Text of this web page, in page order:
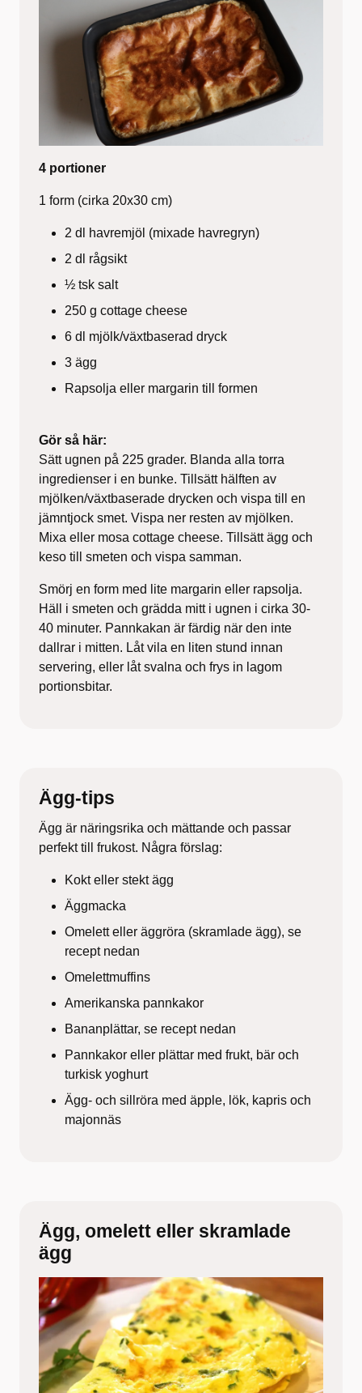
4 portioner
1 form (cirka 20x30 cm)
2 dl havremjöl (mixade havregryn)
2 dl rågsikt
½ tsk salt
250 g cottage cheese
6 dl mjölk/växtbaserad dryck
3 ägg
Rapsolja eller margarin till formen
Gör så här:
Sätt ugnen på 225 grader. Blanda alla torra
ingredienser i en bunke. Tillsätt hälften av
mjölken/växtbaserade drycken och vispa till en
jämntjock smet. Vispa ner resten av mjölken.
Mixa eller mosa cottage cheese. Tillsätt ägg och
keso till smeten och vispa samman.
Smörj en form med lite margarin eller rapsolja.
Häll i smeten och grädda mitt i ugnen i cirka 30-
40 minuter. Pannkakan är färdig när den inte
dallrar i mitten. Låt vila en liten stund innan
servering, eller låt svalna och frys in lagom
portionsbitar.
Ägg-tips
Ägg är näringsrika och mättande och passar
perfekt till frukost. Några förslag:
Kokt eller stekt ägg
Äggmacka
Omelett eller äggröra (skramlade ägg), se
recept nedan
Omelettmuffins
Amerikanska pannkakor
Bananplättar, se recept nedan
Pannkakor eller plättar med frukt, bär och
turkisk yoghurt
Ägg- och sillröra med äpple, lök, kapris och
majonnäs
Ägg, omelett eller skramlade
ägg